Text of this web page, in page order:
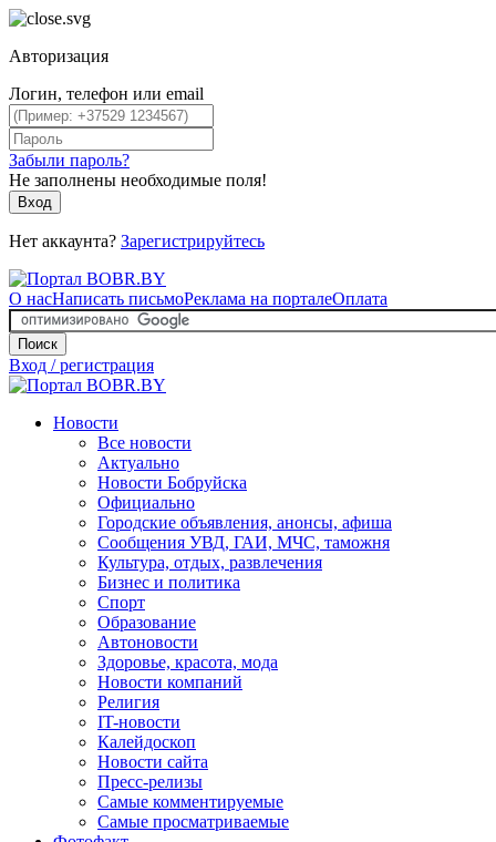
Авторизация
Логин, телефон или email
Забыли пароль?
Не заполнены необходимые поля!
Вход
Нет аккаунта? Зарегистрируйтесь
О насНаписать письмоРеклама на порталеОплата
Поиск
Вход / регистрация
Новости
Все новости
Актуально
Новости Бобруйска
Официально
Городские объявления, анонсы, афиша
Сообщения УВД, ГАИ, МЧС, таможня
Культура, отдых, развлечения
Бизнес и политика
Спорт
Образование
Автоновости
Здоровье, красота, мода
Новости компаний
Религия
IT-новости
Калейдоскоп
Новости сайта
Пресс-релизы
Самые комментируемые
Самые просматриваемые